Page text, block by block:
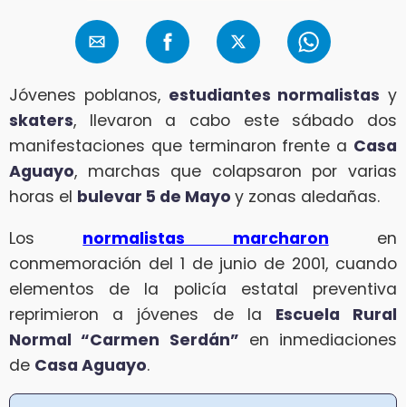
Jóvenes poblanos, estudiantes normalistas y
skaters, llevaron a cabo este sábado dos
manifestaciones que terminaron frente a Casa
Aguayo, marchas que colapsaron por varias
horas el bulevar 5 de Mayo y zonas aledañas.
Los normalistas marcharon en
conmemoración del 1 de junio de 2001, cuando
elementos de la policía estatal preventiva
reprimieron a jóvenes de la Escuela Rural
Normal “Carmen Serdán” en inmediaciones
de Casa Aguayo.